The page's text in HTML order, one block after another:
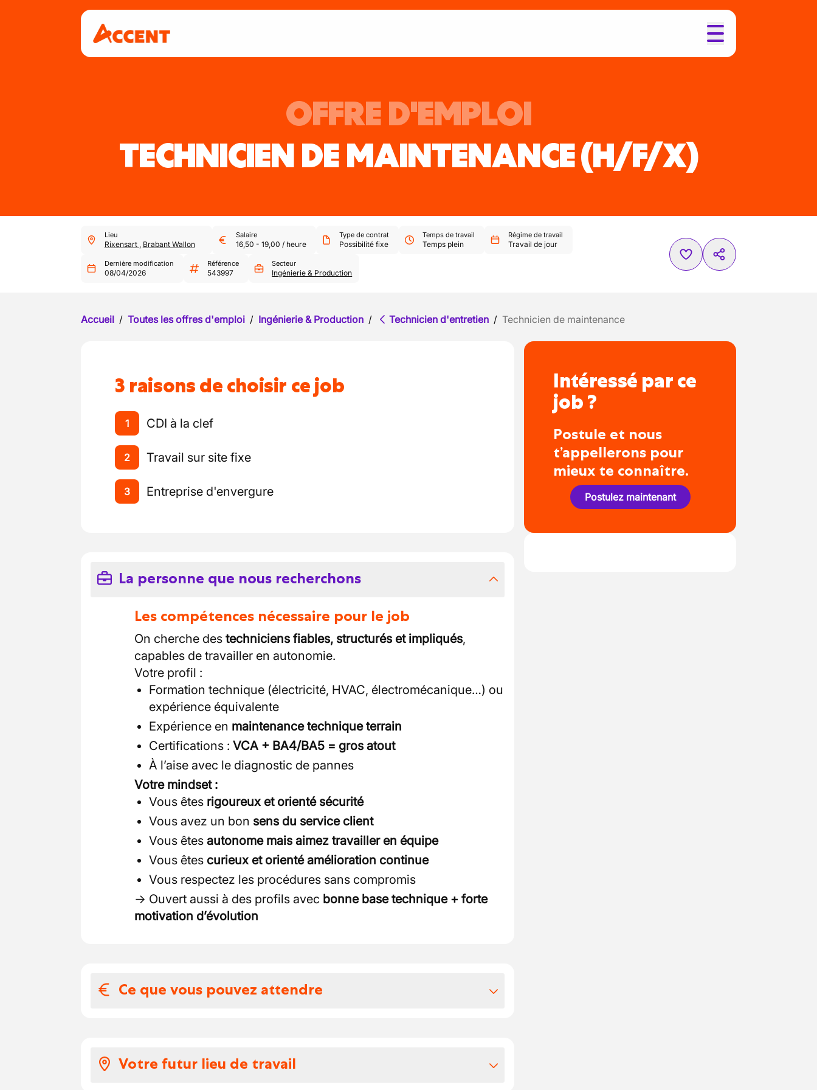
OFFRE D'EMPLOI
TECHNICIEN DE MAINTENANCE(H/F/X)
Lieu
Rixensart , Brabant Wallon
Salaire
16,50 - 19,00 / heure
Type de contrat
Possibilité fixe
Temps de travail
Temps plein
Régime de travail
Travail de jour
Dernière modification
08/04/2026
Référence
543997
Secteur
Ingénierie & Production
Accueil / Toutes les offres d'emploi / Ingénierie & Production / Technicien d'entretien / Technicien de maintenance
3 raisons de choisir ce job
1 CDI à la clef
2 Travail sur site fixe
3 Entreprise d'envergure
La personne que nous recherchons
Les compétences nécessaire pour le job
On cherche des techniciens fiables, structurés et impliqués,
capables de travailler en autonomie.
Votre profil :
Formation technique (électricité, HVAC, électromécanique…) ou
expérience équivalente
Expérience en maintenance technique terrain
Certifications : VCA + BA4/BA5 = gros atout
À l’aise avec le diagnostic de pannes
Votre mindset :
Vous êtes rigoureux et orienté sécurité
Vous avez un bon sens du service client
Vous êtes autonome mais aimez travailler en équipe
Vous êtes curieux et orienté amélioration continue
Vous respectez les procédures sans compromis
→ Ouvert aussi à des profils avec bonne base technique + forte
motivation d’évolution
Ce que vous pouvez attendre
Salaire brut : 16,88 à 19,07€ bruts/h
Votre futur lieu de travail
Intéressé par ce
job ?
Postule et nous
t’appellerons pour
mieux te connaître.
Postulez maintenant